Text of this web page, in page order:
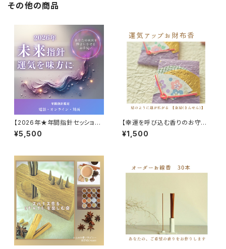
その他の商品
【2026年★年間指針セッショ
ン】
¥5,500
【幸運を呼び込む香りのお守り
＊お財布香＝金運アップ＝】
¥1,500